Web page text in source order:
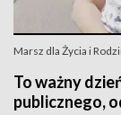
Marsz dla Życia i
To ważny
publicznego,